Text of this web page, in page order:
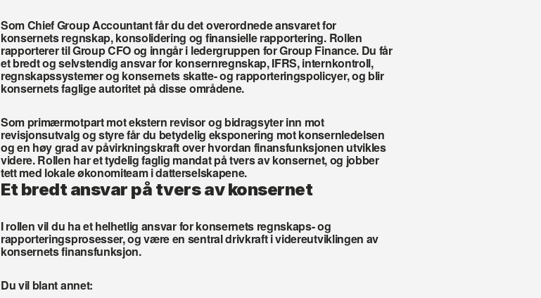
Som Chief Group Accountant får du det overordnede ansvaret for
konsernets regnskap, konsolidering og finansielle rapportering. Rollen
rapporterer til Group CFO og inngår i ledergruppen for Group Finance. Du får
et bredt og selvstendig ansvar for konsernregnskap, IFRS, internkontroll,
regnskapssystemer og konsernets skatte- og rapporteringspolicyer, og blir
konsernets faglige autoritet på disse områdene.
Som primærmotpart mot ekstern revisor og bidragsyter inn mot
revisjonsutvalg og styre får du betydelig eksponering mot konsernledelsen
og en høy grad av påvirkningskraft over hvordan finansfunksjonen utvikles
videre. Rollen har et tydelig faglig mandat på tvers av konsernet, og jobber
tett med lokale økonomiteam i datterselskapene.
Et bredt ansvar på tvers av konsernet
I rollen vil du ha et helhetlig ansvar for konsernets regnskaps- og
rapporteringsprosesser, og være en sentral drivkraft i videreutviklingen av
konsernets finansfunksjon.
Du vil blant annet: